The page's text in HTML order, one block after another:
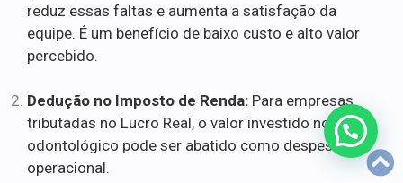
reduz essas faltas e aumenta a satisfação da
equipe. É um benefício de baixo custo e alto valor
percebido.
Dedução no Imposto de Renda: Para empresas
tributadas no Lucro Real, o valor investido no plano
odontológico pode ser abatido como despesa
operacional.